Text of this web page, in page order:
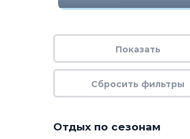
Отдых по сезонам